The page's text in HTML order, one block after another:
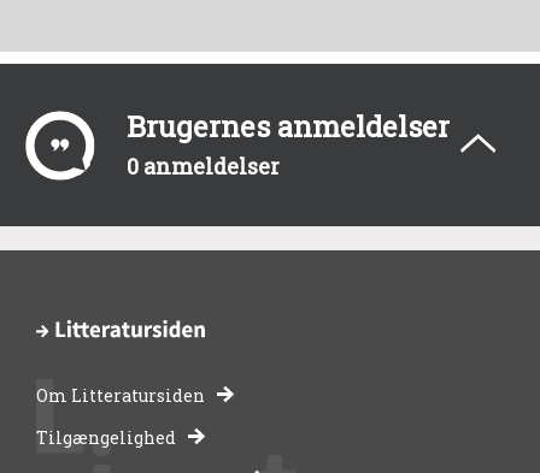
Brugernes anmeldelser
0 anmeldelser
-
Om Litteratursiden
Tilgængelighed